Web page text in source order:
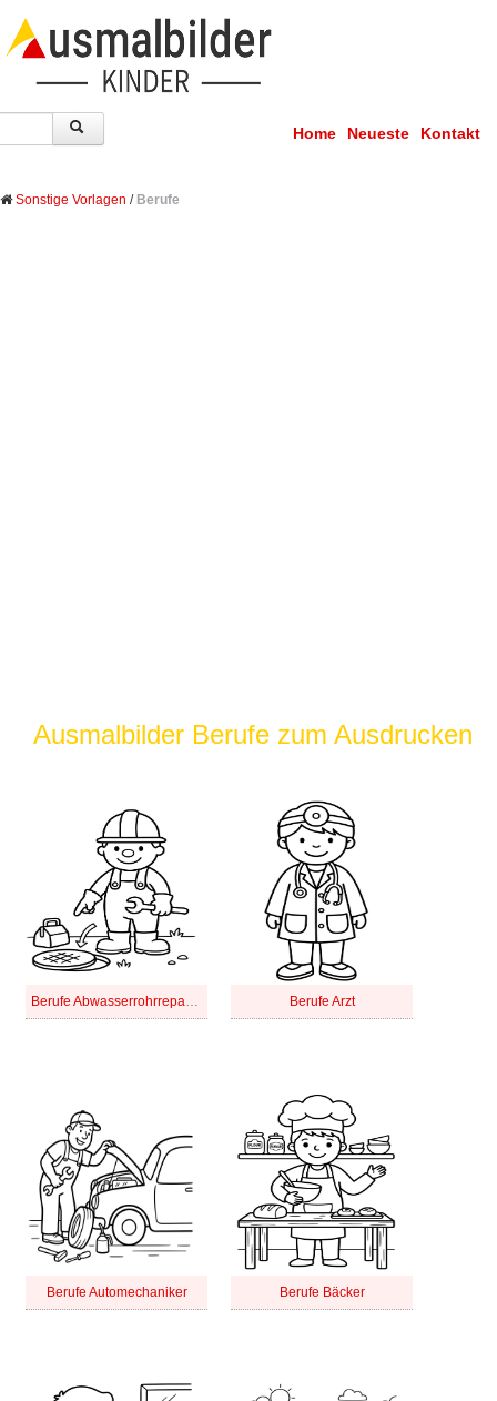
Home Neueste Kontakt
Sonstige Vorlagen / Berufe
Ausmalbilder Berufe zum Ausdrucken
Berufe Abwasserrohrreparateur Berufe Arzt
Berufe Automechaniker Berufe Bäcker